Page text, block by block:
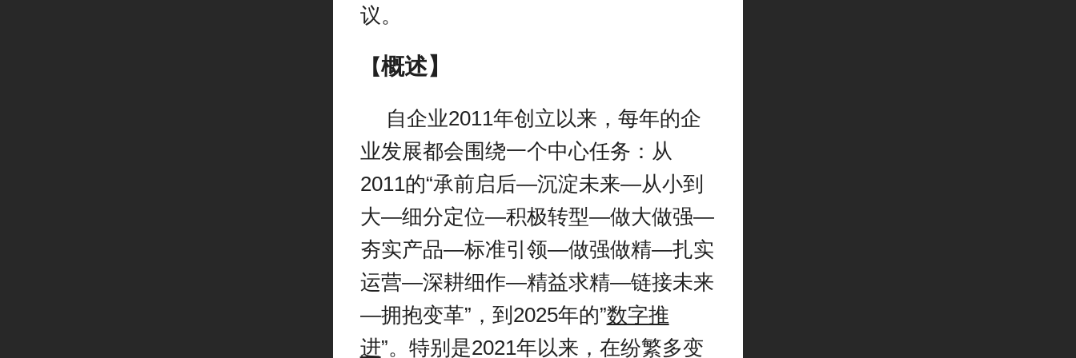
议。
【概述】
自企业2011年创立以来，每年的企
业发展都会围绕一个中心任务：从
2011的“承前启后—沉淀未来—从小到
大—细分定位—积极转型—做大做强—
夯实产品—标准引领—做强做精—扎实
运营—深耕细作—精益求精—链接未来
—拥抱变革”，到2025年的”数字推
进”。特别是2021年以来，在纷繁多变